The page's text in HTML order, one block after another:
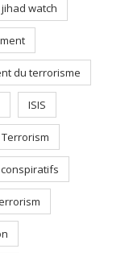
watch
du terrorisme
ISIS